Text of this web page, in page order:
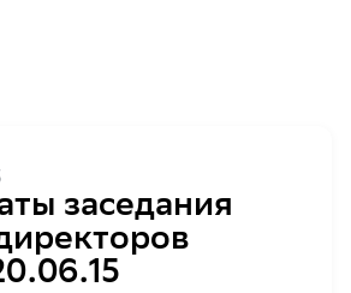
заседания